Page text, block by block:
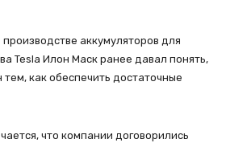
аккумуляторов для
Tesla Илон Маск ранее давал понять,
тем, как обеспечить достаточные
что компании договорились